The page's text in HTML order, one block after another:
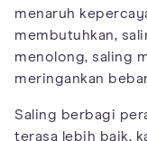
menaruh
membutuhkan,
menolong, saling
meringankan
Saling berbagi
terasa lebih baik,